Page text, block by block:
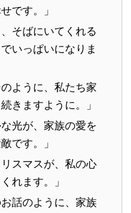
です。」
そばにいてくれる
いっぱいになりま
ように、私たち家
きますように。」
光が、家族の愛を
です。」
スマスが、私の心
れます。」
話のように、家族